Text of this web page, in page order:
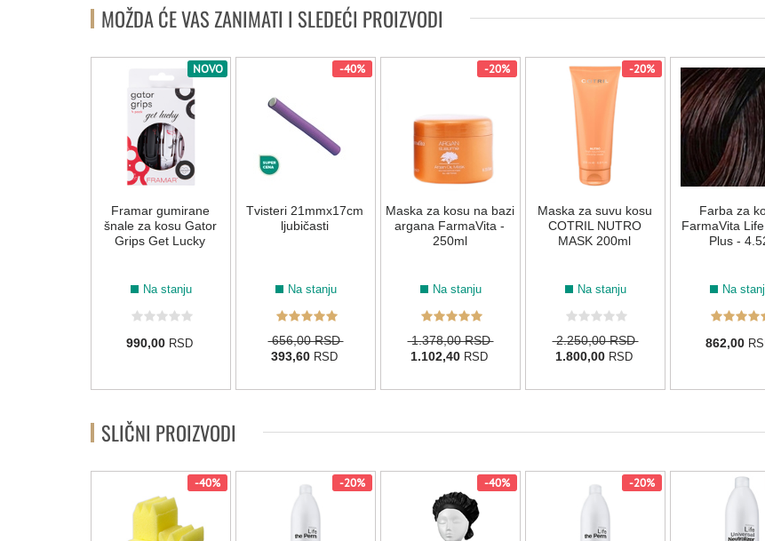
MOŽDA ĆE VAS ZANIMATI I SLEDEĆI PROIZVODI
NOVO
Framar gumirane
šnale za kosu Gator
Grips Get Lucky
Na stanju
990,00 RSD
-40%
Tvisteri 21mmx17cm
ljubičasti
Na stanju
656,00 RSD
393,60 RSD
-20%
Maska za kosu na bazi
argana FarmaVita -
250ml
Na stanju
1.378,00 RSD
1.102,40 RSD
-20%
Maska za suvu kosu
COTRIL NUTRO
MASK 200ml
Na stanju
2.250,00 RSD
1.800,00 RSD
Farba za
FarmaVita
Plus -
Na
862,00
SLIČNI PROIZVODI
-40% -20% -40% -20%